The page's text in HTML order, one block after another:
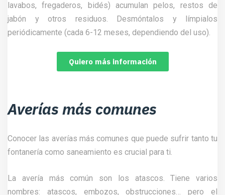
lavabos, fregaderos, bidés) acumulan pelos, restos de
jabón y otros residuos. Desmóntalos y límpialos
periódicamente (cada 6-12 meses, dependiendo del uso).
Quiero más información
Averías más comunes
Conocer las averías más comunes que puede sufrir tanto tu
fontanería como saneamiento es crucial para ti.
La avería más común son los atascos. Tiene varios
nombres: atascos, embozos, obstrucciones… pero el